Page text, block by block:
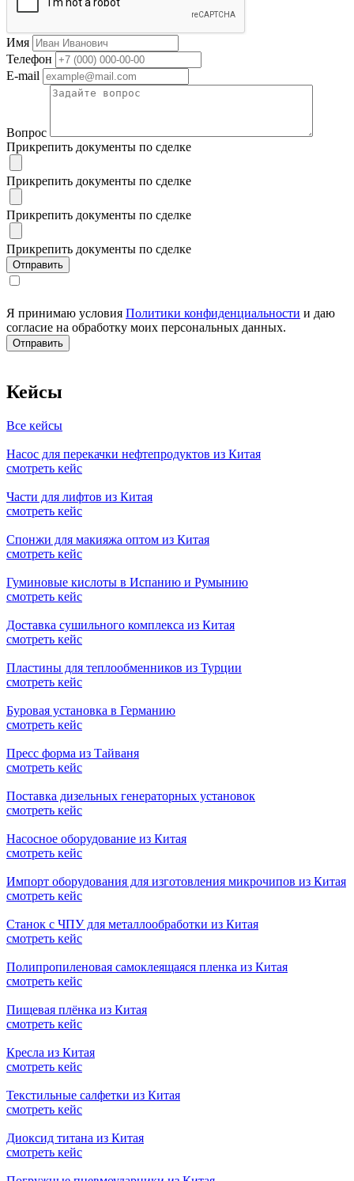
Имя
Телефон
E-mail
Вопрос
Прикрепить документы по сделке
Прикрепить документы по сделке
Прикрепить документы по сделке
Прикрепить документы по сделке
Я принимаю условия Политики конфиденциальности и даю
согласие на обработку моих персональных данных.
Кейсы
Все кейсы
Насос для перекачки нефтепродуктов из Китая
смотреть кейс
Части для лифтов из Китая
смотреть кейс
Спонжи для макияжа оптом из Китая
смотреть кейс
Гуминовые кислоты в Испанию и Румынию
смотреть кейс
Доставка сушильного комплекса из Китая
смотреть кейс
Пластины для теплообменников из Турции
смотреть кейс
Буровая установка в Германию
смотреть кейс
Пресс форма из Тайваня
смотреть кейс
Поставка дизельных генераторных установок
смотреть кейс
Насосное оборудование из Китая
смотреть кейс
Импорт оборудования для изготовления микрочипов из Китая
смотреть кейс
Станок с ЧПУ для металлообработки из Китая
смотреть кейс
Полипропиленовая самоклеящаяся пленка из Китая
смотреть кейс
Пищевая плёнка из Китая
смотреть кейс
Кресла из Китая
смотреть кейс
Текстильные салфетки из Китая
смотреть кейс
Диоксид титана из Китая
смотреть кейс